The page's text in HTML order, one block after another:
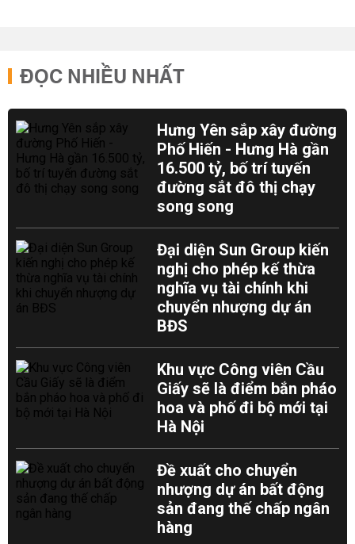
ĐỌC NHIỀU NHẤT
Hưng Yên sắp xây đường
Phố Hiến - Hưng Hà gần
16.500 tỷ, bố trí tuyến
đường sắt đô thị chạy
song song
Đại diện Sun Group kiến
nghị cho phép kế thừa
nghĩa vụ tài chính khi
chuyển nhượng dự án
BĐS
Khu vực Công viên Cầu
Giấy sẽ là điểm bắn pháo
hoa và phố đi bộ mới tại
Hà Nội
Đề xuất cho chuyển
nhượng dự án bất động
sản đang thế chấp ngân
hàng